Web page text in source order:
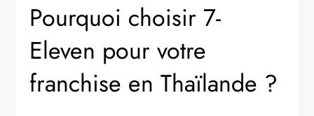
Pourquoi choisir 7-
Eleven pour votre
franchise en Thaïlande ?